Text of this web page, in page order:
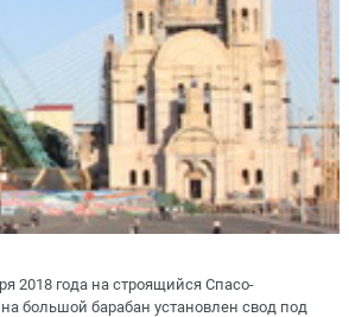
2018 года на строящийся Спасо-
большой барабан установлен свод под